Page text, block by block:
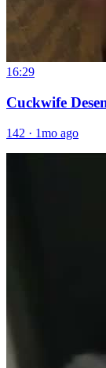
16:29
Cuckwife
142 · 1mo ago